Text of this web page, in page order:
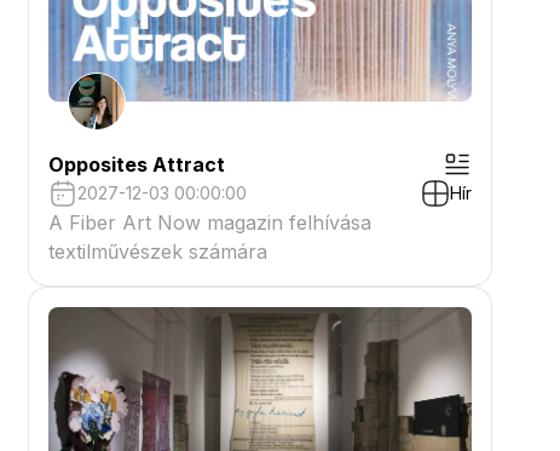
Opposites Attract
2027-12-03 00:00:00 Hír
A Fiber Art Now magazin felhívása
textilművészek számára